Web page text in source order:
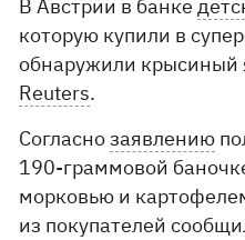
В Австрии в банке
которую купили в
обнаружили крысиный
Reuters.
Согласнозаявлению
190-граммовой
морковью и
из покупателей